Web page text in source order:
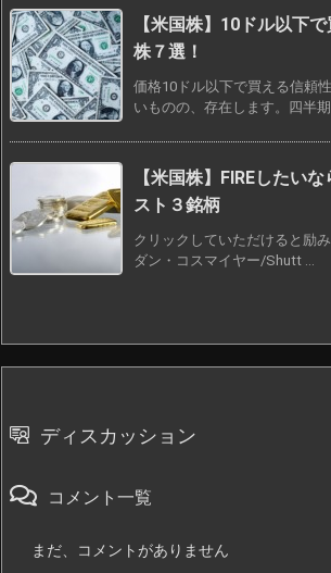
【米国株】10ドル以下
株７選！
価格10ドル以下で買える信頼
いものの、存在します。四半期
【米国株】FIREしたい
スト３銘柄
クリックしていただけると励
ダン・コスマイヤー/Shutt ...
ディスカッション
コメント一覧
まだ、コメントがありません